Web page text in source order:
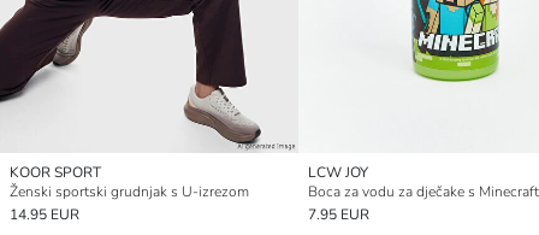
KOOR SPORT
Ženski sportski grudnjak s U-izrezom
14.95 EUR
LCW JOY
7.95 EUR